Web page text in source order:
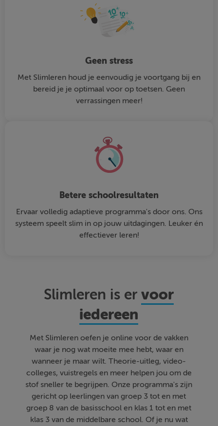
Geen stress
Met Slimleren houd je eenvoudig je voortgang bij en
bereid je je optimaal voor op toetsen. Geen
verrassingen meer!
Betere schoolresultaten
Ervaar volledig adaptieve programma's door ons. Ons
systeem speelt slim in op jouw uitdagingen. Leuker én
effectiever leren!
Slimleren is ervoor
iedereen
Met Slimleren oefen je online voor de vakken
waar je nog wat moeite mee hebt, waar en
wanneer je maar wilt. Theorie-uitleg, video-
colleges, vuistregels en meer helpen jou om de
stof sneller te begrijpen. Onze programma's zijn
gericht op leerlingen van groep 3 tot en met
groep 8 van de basisschool en klas 1 tot en met
klas 3 van de middelbare school. Of je nu wat